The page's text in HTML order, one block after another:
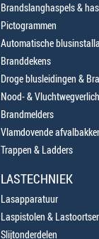
Brandslanghaspels &
Pictogrammen
Automatische
Branddekens
Droge blusleidingen &
Nood- &
Brandmelders
Vlamdovende
Trappen & Ladders
LASTECHNIEK
Lasapparatuur
Laspistolen &
Slijtonderdelen